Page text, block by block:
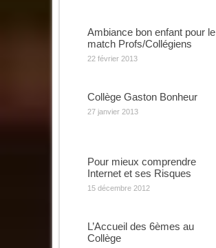
Ambiance bon enfant pour le
match Profs/Collégiens
22 février 2013
Collège Gaston Bonheur
27 janvier 2013
Pour mieux comprendre
Internet et ses Risques
15 décembre 2012
L’Accueil des 6èmes au
Collège